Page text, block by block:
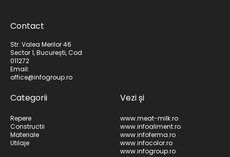
Contact
Str. Valea Merilor 46
Sector 1, București, Cod
011272
Email:
office@infogroup.ro
Categorii
Repere
Constructii
Materiale
Utilaje
Vezi și
www.meat-milk.ro
www.infoaliment.ro
www.infoferma.ro
www.infocolor.ro
www.infogroup.ro